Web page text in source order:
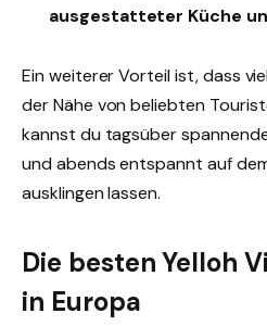
ausgestatteter Küche
Ein weiterer Vorteil ist, dass
der Nähe von beliebten
kannst du tagsüber
und abends entspannt auf
ausklingen lassen.
Die besten Yelloh
in Europa